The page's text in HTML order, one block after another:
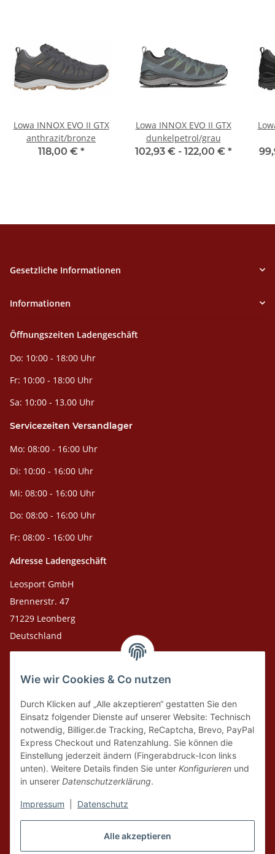
Alle akzeptieren
Wie wir Cookies & Co nutzen
Durch Klicken auf „Alle akzeptieren“ gestatten Sie den
Einsatz folgender Dienste auf unserer Website: Technisch
notwendig, Billiger.de Tracking, ReCaptcha, Brevo, PayPal
Express Checkout und Ratenzahlung. Sie können die
Einstellung jederzeit ändern (Fingerabdruck-Icon links
unten). Weitere Details finden Sie unter Konfigurieren und
in unserer Datenschutzerklärung.
Impressum Datenschutz
Lowa INNOX EVO II GTX
anthrazit/bronze
118,00 € *
Lowa INNOX EVO II GTX
dunkelpetrol/grau
102,93 € - 122,00 € *
Gesetzliche Informationen
Informationen
Öffnungszeiten Ladengeschäft
Do: 10:00 - 18:00 Uhr
Fr: 10:00 - 18:00 Uhr
Sa: 10:00 - 13.00 Uhr
Servicezeiten Versandlager
Mo: 08:00 - 16:00 Uhr
Di: 10:00 - 16:00 Uhr
Mi: 08:00 - 16:00 Uhr
Do: 08:00 - 16:00 Uhr
Fr: 08:00 - 16:00 Uhr
Adresse Ladengeschäft
Leosport GmbH
Brennerstr. 47
71229 Leonberg
Deutschland
Leosport GmbH
75378 Bad Liebenzell
Tel. Laden 07152-909493
Tel. Versandlager 07052-9344380
Vertrag widerrufen